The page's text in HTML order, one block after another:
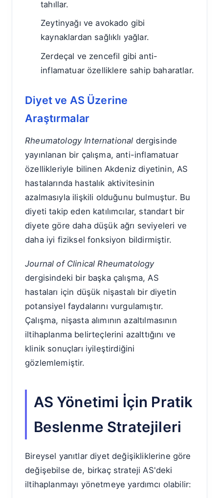
tahıllar.
Zeytinyağı ve avokado gibi
kaynaklardan sağlıklı yağlar.
Zerdeçal ve zencefil gibi anti-
inflamatuar özelliklere sahip baharatlar.
Diyet ve AS Üzerine
Araştırmalar
Rheumatology International dergisinde
yayınlanan bir çalışma, anti-inflamatuar
özellikleriyle bilinen Akdeniz diyetinin, AS
hastalarında hastalık aktivitesinin
azalmasıyla ilişkili olduğunu bulmuştur. Bu
diyeti takip eden katılımcılar, standart bir
diyete göre daha düşük ağrı seviyeleri ve
daha iyi fiziksel fonksiyon bildirmiştir.
Journal of Clinical Rheumatology
dergisindeki bir başka çalışma, AS
hastaları için düşük nişastalı bir diyetin
potansiyel faydalarını vurgulamıştır.
Çalışma, nişasta alımının azaltılmasının
iltihaplanma belirteçlerini azalttığını ve
klinik sonuçları iyileştirdiğini
gözlemlemiştir.
AS Yönetimi İçin Pratik
Beslenme Stratejileri
Bireysel yanıtlar diyet değişikliklerine göre
değişebilse de, birkaç strateji AS'deki
iltihaplanmayı yönetmeye yardımcı olabilir: